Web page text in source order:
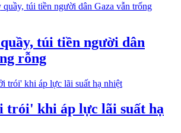
túi tiền người dân
rỗng
trói' khi áp lực lãi suất hạ